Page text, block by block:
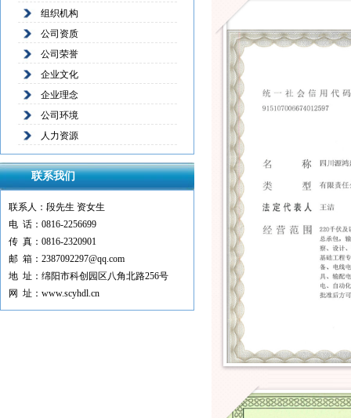
组织机构
公司资质
公司荣誉
企业文化
企业理念
公司环境
人力资源
联系我们
联系人：段先生 资女生
电 话：0816-2256699
传 真：0816-2320901
邮 箱：2387092297@qq.com
地 址：绵阳市科创园区八角北路256号
网 址：www.scyhdl.cn